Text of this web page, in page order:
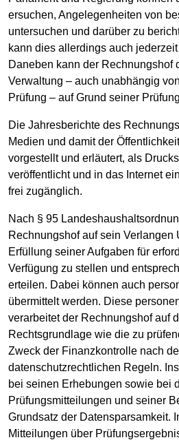
ersuchen, Angelegenheiten von
untersuchen und darüber zu
kann dies allerdings auch
Daneben kann der Rechnungshof
Verwaltung – auch unabhängig
Prüfung – auf Grund seiner
Die Jahresberichte des
Medien und damit der
vorgestellt und erläutert, als
veröffentlicht und in das Internet
frei zugänglich.
Nach § 95
Rechnungshof auf sein Verlangen
Erfüllung seiner Aufgaben für
Verfügung zu stellen und
erteilen. Dabei können auch
übermittelt werden. Diese
verarbeitet der Rechnungshof auf
Rechtsgrundlage wie die zu
Zweck der Finanzkontrolle nach
datenschutzrechtlichen Regeln.
bei seinen Erhebungen sowie bei
Prüfungsmitteilungen und seiner
Grundsatz der Datensparsamkeit.
Mitteilungen über